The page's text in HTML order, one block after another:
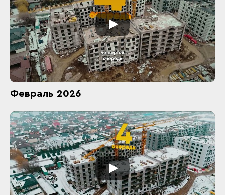
Февраль 2026